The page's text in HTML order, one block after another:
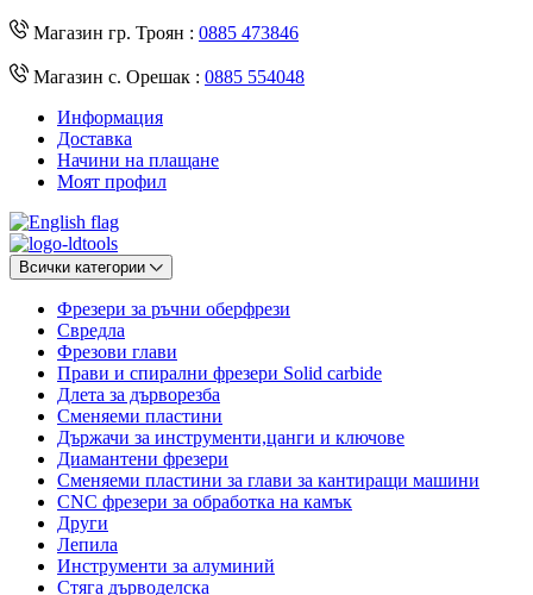
Магазин гр. Троян : 0885 473846
Магазин с. Орешак : 0885 554048
Информация
Доставка
Начини на плащане
Моят профил
Всички категории
Фрезери за ръчни оберфрези
Свредла
Фрезови глави
Прави и спирални фрезери Solid carbide
Длета за дърворезба
Сменяеми пластини
Държачи за инструменти,цанги и ключове
Диамантени фрезери
Сменяеми пластини за глави за кантиращи машини
CNC фрезери за обработка на камък
Други
Лепила
Инструменти за алуминий
Стяга дърводелска